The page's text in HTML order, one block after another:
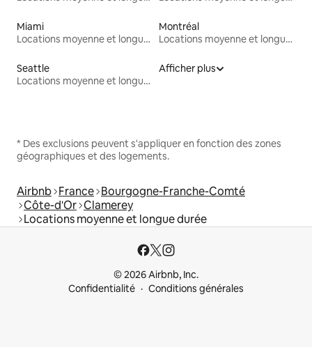
Miami
Locations moyenne et longue durée
Montréal
Locations moyenne et longue durée
Seattle
Locations moyenne et longue durée
Afficher plus
* Des exclusions peuvent s'appliquer en fonction des zones
géographiques et des logements.
Airbnb France Bourgogne-Franche-Comté
Côte-d'Or Clamerey
Locations moyenne et longue durée
© 2026 Airbnb, Inc.
Confidentialité
Conditions générales